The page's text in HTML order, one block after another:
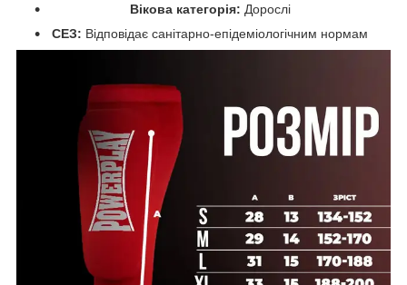
Вікова категорія: Дорослі
СЕЗ: Відповідає санітарно-епідеміологічним нормам